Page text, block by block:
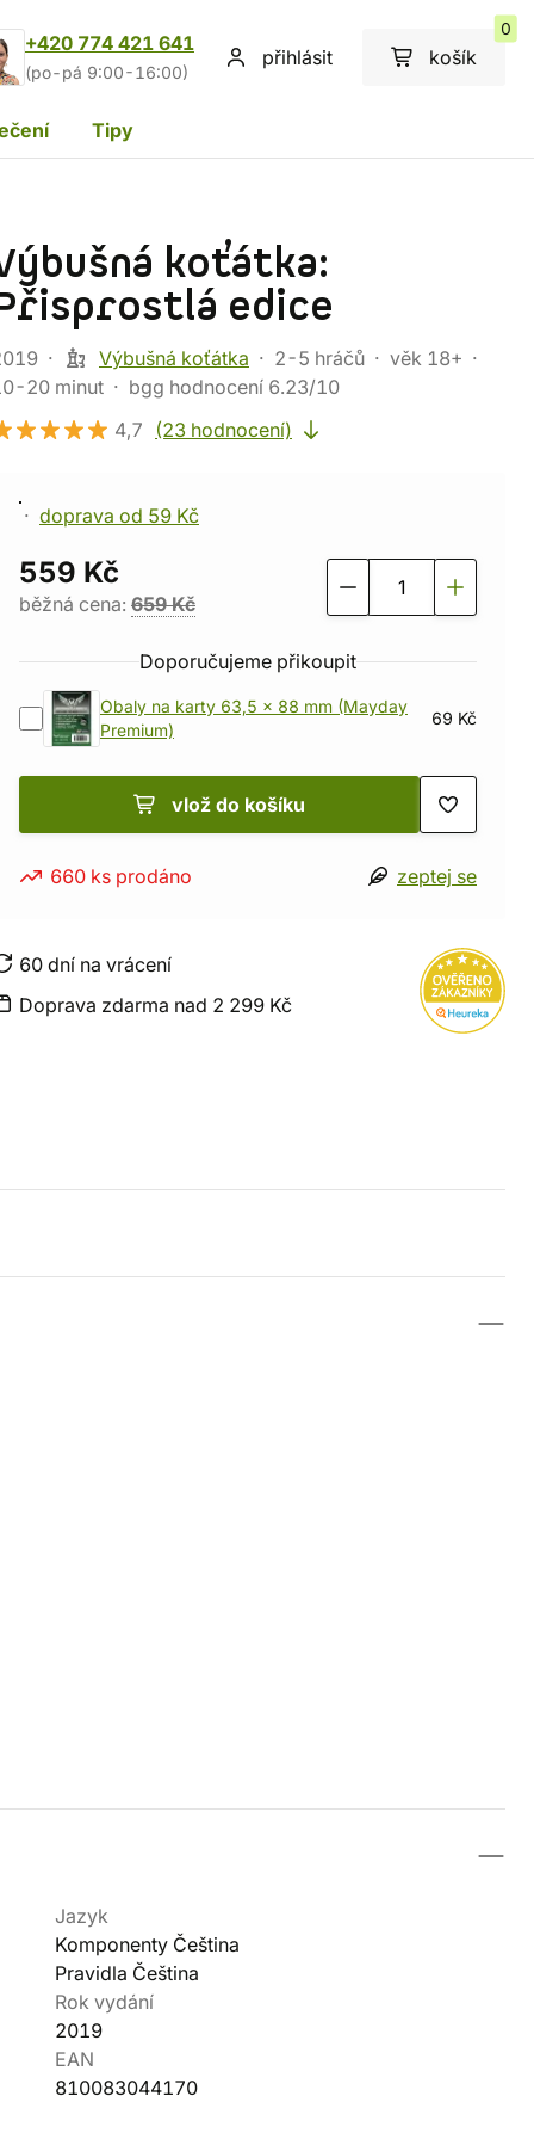
+420 774 421 641
(po-pá 9:00-16:00)
přihlásit košík
0
Tipy
koťátka:
edice
Výbušná koťátka 2-5 hráčů
věk 18+
20 minut
bgg hodnocení 6.23/10
4,7
(23 hodnocení)
doprava od 59 Kč
559 Kč
běžná cena: 659 Kč
Doporučujeme přikoupit
Obaly na karty 63,5 x 88 mm (Mayday
Premium)
69 Kč
vlož do košíku
660 ks prodáno zeptej se
60 dní na vrácení
Doprava zdarma nad 2 299 Kč
Jazyk
Komponenty Čeština
Pravidla Čeština
Rok vydání
2019
EAN
810083044170